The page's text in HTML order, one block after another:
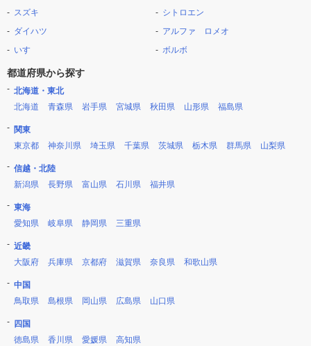
スズキ
ダイハツ
いすゞ
シトロエン
アルファ ロメオ
ボルボ
都道府県から探す
北海道・東北
北海道
青森県 岩手県 宮城県 秋田県 山形県 福島県
関東
東京都
神奈川県 埼玉県 千葉県 茨城県 栃木県 群馬県 山梨県
信越・北陸
新潟県
長野県 富山県 石川県 福井県
東海
愛知県
岐阜県 静岡県 三重県
近畿
大阪府
兵庫県 京都府 滋賀県 奈良県 和歌山県
中国
鳥取県
島根県 岡山県 広島県 山口県
四国
徳島県
香川県 愛媛県 高知県